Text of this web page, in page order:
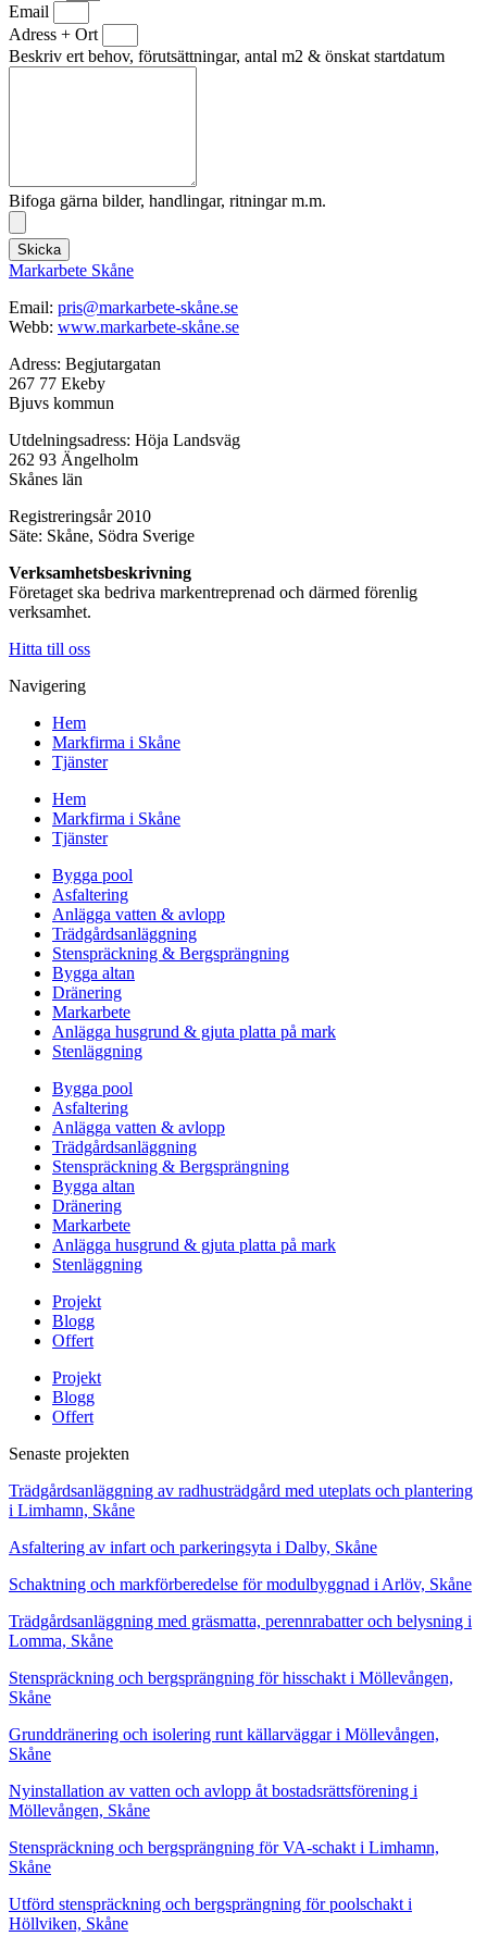
Email
Adress + Ort
Beskriv ert behov, förutsättningar, antal m2 & önskat startdatum
Bifoga gärna bilder, handlingar, ritningar m.m.
Skicka
Markarbete Skåne
Email: pris@markarbete-skåne.se
Webb: www.markarbete-skåne.se
Adress: Begjutargatan
267 77 Ekeby
Bjuvs kommun
Utdelningsadress: Höja Landsväg
262 93 Ängelholm
Skånes län
Registreringsår 2010
Säte: Skåne, Södra Sverige
Verksamhetsbeskrivning
Företaget ska bedriva markentreprenad och därmed förenlig
verksamhet.
Hitta till oss
Navigering
Hem
Markfirma i Skåne
Tjänster
Hem
Markfirma i Skåne
Tjänster
Bygga pool
Asfaltering
Anlägga vatten & avlopp
Trädgårdsanläggning
Stenspräckning & Bergsprängning
Bygga altan
Dränering
Markarbete
Anlägga husgrund & gjuta platta på mark
Stenläggning
Bygga pool
Asfaltering
Anlägga vatten & avlopp
Trädgårdsanläggning
Stenspräckning & Bergsprängning
Bygga altan
Dränering
Markarbete
Anlägga husgrund & gjuta platta på mark
Stenläggning
Projekt
Blogg
Offert
Projekt
Blogg
Offert
Senaste projekten
Trädgårdsanläggning av radhusträdgård med uteplats och plantering
i Limhamn, Skåne
Asfaltering av infart och parkeringsyta i Dalby, Skåne
Schaktning och markförberedelse för modulbyggnad i Arlöv, Skåne
Trädgårdsanläggning med gräsmatta, perennrabatter och belysning i
Lomma, Skåne
Stenspräckning och bergsprängning för hisschakt i Möllevången,
Skåne
Grunddränering och isolering runt källarväggar i Möllevången,
Skåne
Nyinstallation av vatten och avlopp åt bostadsrättsförening i
Möllevången, Skåne
Stenspräckning och bergsprängning för VA-schakt i Limhamn,
Skåne
Utförd stenspräckning och bergsprängning för poolschakt i
Höllviken, Skåne